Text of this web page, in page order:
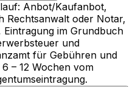
Anbot/Kaufanbot,
Rechtsanwalt oder Notar,
im Grundbuch
und
für Gebühren und
– 12 Wochen vom